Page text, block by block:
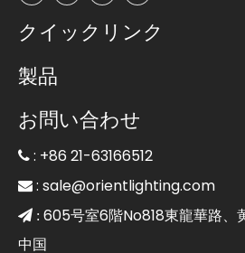
クイックリンク
製品
お問い合わせ
 : +86 21-63166512
 : sale@orientlighting.com
 : 605号室6階No818東龍華路、
中国